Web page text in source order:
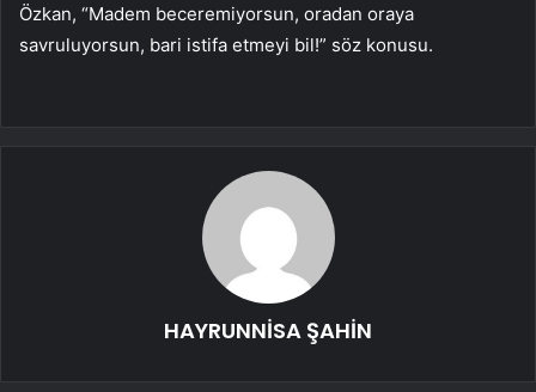
Özkan, “Madem beceremiyorsun, oradan oraya
savruluyorsun, bari istifa etmeyi bil!” söz konusu.
HAYRUNNİSA ŞAHİN